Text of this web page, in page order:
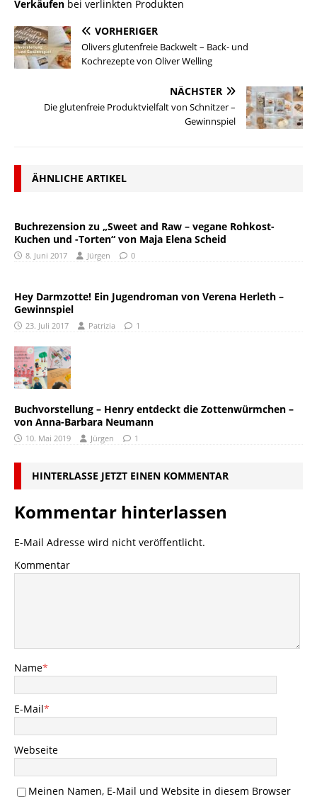
Verkäufen bei verlinkten Produkten
VORHERIGER
Olivers glutenfreie Backwelt – Back- und
Kochrezepte von Oliver Welling
NÄCHSTER
Die glutenfreie Produktvielfalt von Schnitzer –
Gewinnspiel
ÄHNLICHE ARTIKEL
Buchrezension zu „Sweet and Raw – vegane Rohkost-
Kuchen und -Torten“ von Maja Elena Scheid
8. Juni 2017 Jürgen 0
Hey Darmzotte! Ein Jugendroman von Verena Herleth –
Gewinnspiel
23. Juli 2017 Patrizia 1
Buchvorstellung – Henry entdeckt die Zottenwürmchen –
von Anna-Barbara Neumann
10. Mai 2019 Jürgen 1
HINTERLASSE JETZT EINEN KOMMENTAR
Kommentar hinterlassen
E-Mail Adresse wird nicht veröffentlicht.
Kommentar
Name*
E-Mail*
Webseite
Meinen Namen, E-Mail und Website in diesem Browser